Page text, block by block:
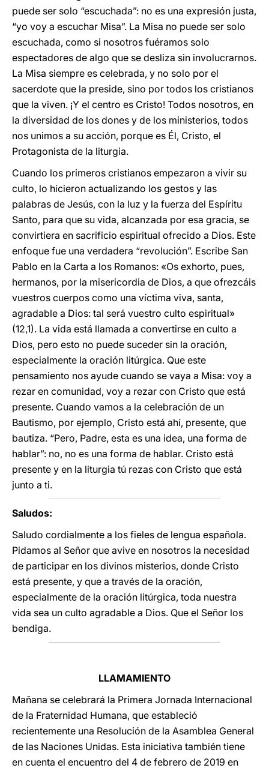
puede ser solo “escuchada”: no es una expresión justa,
“yo voy a escuchar Misa”. La Misa no puede ser solo
escuchada, como si nosotros fuéramos solo
espectadores de algo que se desliza sin involucrarnos.
La Misa siempre es celebrada, y no solo por el
sacerdote que la preside, sino por todos los cristianos
que la viven. ¡Y el centro es Cristo! Todos nosotros, en
la diversidad de los dones y de los ministerios, todos
nos unimos a su acción, porque es Él, Cristo, el
Protagonista de la liturgia.
Cuando los primeros cristianos empezaron a vivir su
culto, lo hicieron actualizando los gestos y las
palabras de Jesús, con la luz y la fuerza del Espíritu
Santo, para que su vida, alcanzada por esa gracia, se
convirtiera en sacrificio espiritual ofrecido a Dios. Este
enfoque fue una verdadera “revolución”. Escribe San
Pablo en la Carta a los Romanos: «Os exhorto, pues,
hermanos, por la misericordia de Dios, a que ofrezcáis
vuestros cuerpos como una víctima viva, santa,
agradable a Dios: tal será vuestro culto espiritual»
(12,1). La vida está llamada a convertirse en culto a
Dios, pero esto no puede suceder sin la oración,
especialmente la oración litúrgica. Que este
pensamiento nos ayude cuando se vaya a Misa: voy a
rezar en comunidad, voy a rezar con Cristo que está
presente. Cuando vamos a la celebración de un
Bautismo, por ejemplo, Cristo está ahí, presente, que
bautiza. “Pero, Padre, esta es una idea, una forma de
hablar”: no, no es una forma de hablar. Cristo está
presente y en la liturgia tú rezas con Cristo que está
junto a ti.
Saludos:
Saludo cordialmente a los fieles de lengua española.
Pidamos al Señor que avive en nosotros la necesidad
de participar en los divinos misterios, donde Cristo
está presente, y que a través de la oración,
especialmente de la oración litúrgica, toda nuestra
vida sea un culto agradable a Dios. Que el Señor los
bendiga.
LLAMAMIENTO
Mañana se celebrará la Primera Jornada Internacional
de la Fraternidad Humana, que estableció
recientemente una Resolución de la Asamblea General
de las Naciones Unidas. Esta iniciativa también tiene
en cuenta el encuentro del 4 de febrero de 2019 en